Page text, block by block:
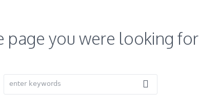
page you were looking